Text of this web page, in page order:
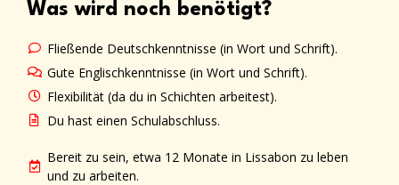
Was wird noch benötigt?
Fließende Deutschkenntnisse (in Wort und Schrift).
Gute Englischkenntnisse (in Wort und Schrift).
Flexibilität (da du in Schichten arbeitest).
Du hast einen Schulabschluss.
Bereit zu sein, etwa 12 Monate in Lissabon zu leben
und zu arbeiten.